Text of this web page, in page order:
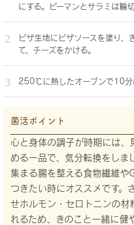
にする。ピーマンとサラミは輪切
ピザ生地にピザソースを塗り、
て、チーズをかける。
250℃に熱したオーブンで10分
菌活ポイント
心と身体の調子が時期には、
める一品で、気分転換をし
集まる腸を整える食物繊維や
つきたい時にオススメです。
せホルモン・セロトニンの材
れるため、きのこと一緒に健